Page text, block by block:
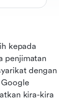
kepada
penjimatan
dengan
kira-kira